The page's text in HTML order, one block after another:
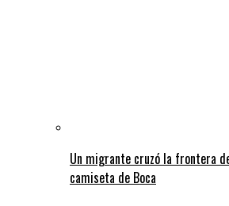
Un migrante cruzó la frontera
camiseta de Boca